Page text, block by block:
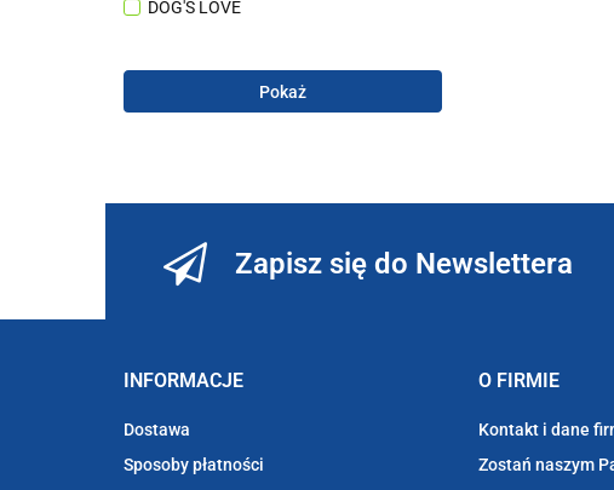
DOG'S LOVE
Pokaż
Zapisz się do Newslettera
INFORMACJE
Dostawa
Sposoby płatności
O FIRMIE
Kontakt i dane
Zostań naszym